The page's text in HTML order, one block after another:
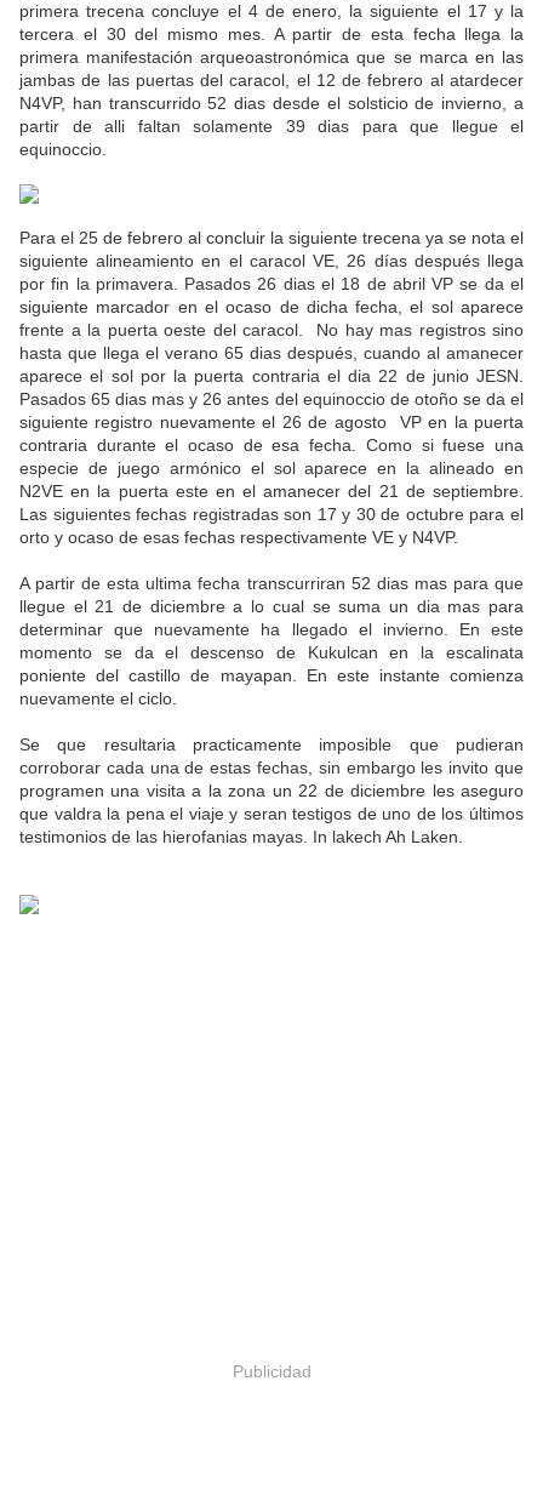
primera trecena concluye el 4 de enero, la siguiente el 17 y la
tercera el 30 del mismo mes. A partir de esta fecha llega la
primera manifestación arqueoastronómica que se marca en las
jambas de las puertas del caracol, el 12 de febrero al atardecer
N4VP, han transcurrido 52 dias desde el solsticio de invierno, a
partir de alli faltan solamente 39 dias para que llegue el
equinoccio.
Para el 25 de febrero al concluir la siguiente trecena ya se nota el
siguiente alineamiento en el caracol VE, 26 días después llega
por fin la primavera. Pasados 26 dias el 18 de abril VP se da el
siguiente marcador en el ocaso de dicha fecha, el sol aparece
frente a la puerta oeste del caracol. No hay mas registros sino
hasta que llega el verano 65 dias después, cuando al amanecer
aparece el sol por la puerta contraria el dia 22 de junio JESN.
Pasados 65 dias mas y 26 antes del equinoccio de otoño se da el
siguiente registro nuevamente el 26 de agosto VP en la puerta
contraria durante el ocaso de esa fecha. Como si fuese una
especie de juego armónico el sol aparece en la alineado en
N2VE en la puerta este en el amanecer del 21 de septiembre.
Las siguientes fechas registradas son 17 y 30 de octubre para el
orto y ocaso de esas fechas respectivamente VE y N4VP.
A partir de esta ultima fecha transcurriran 52 dias mas para que
llegue el 21 de diciembre a lo cual se suma un dia mas para
determinar que nuevamente ha llegado el invierno. En este
momento se da el descenso de Kukulcan en la escalinata
poniente del castillo de mayapan. En este instante comienza
nuevamente el ciclo.
Se que resultaria practicamente imposible que pudieran
corroborar cada una de estas fechas, sin embargo les invito que
programen una visita a la zona un 22 de diciembre les aseguro
que valdra la pena el viaje y seran testigos de uno de los últimos
testimonios de las hierofanias mayas. In lakech Ah Laken.
Publicidad